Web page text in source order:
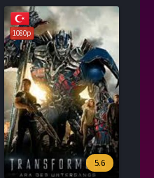
1080p
5.6